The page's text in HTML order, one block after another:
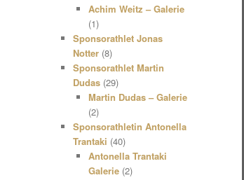
Achim Weitz – Galerie
(1)
Sponsorathlet Jonas
Notter(8)
Sponsorathlet Martin
Dudas(29)
Martin Dudas – Galerie
(2)
Sponsorathletin Antonella
Trantaki (40)
Antonella Trantaki
Galerie (2)